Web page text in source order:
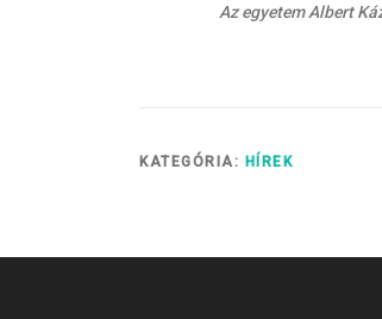
Az egyetem Albert
KATEGÓRIA: HÍREK